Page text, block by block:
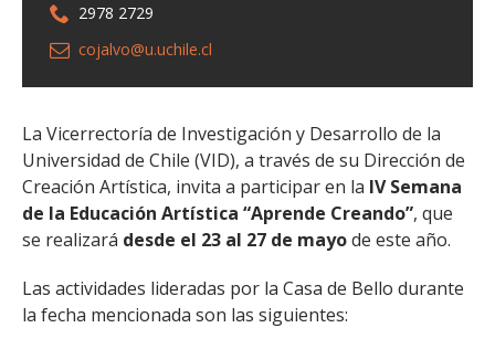
2978 2729
cojalvo@u.uchile.cl
La Vicerrectoría de Investigación y Desarrollo de la
Universidad de Chile (VID), a través de su Dirección de
Creación Artística, invita a participar en la IV Semana
de la Educación Artística “Aprende Creando”, que
se realizará desde el 23 al 27 de mayode este año.
Las actividades lideradas por la Casa de Bello durante
la fecha mencionada son las siguientes: